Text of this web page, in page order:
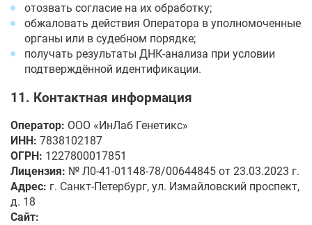
отозвать согласие на их обработку;
обжаловать действия Оператора в уполномоченные
органы или в судебном порядке;
получать результаты ДНК-анализа при условии
подтверждённой идентификации.
11. Контактная информация
Оператор: ООО «ИнЛаб Генетикс»
ИНН: 7838102187
ОГРН: 1227800017851
Лицензия: № Л0-41-01148-78/00644845 от 23.03.2023 г.
Адрес: г. Санкт-Петербург, ул. Измайловский проспект,
д. 18
Сайт: